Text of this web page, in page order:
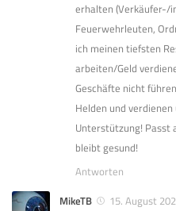
erhalten (Verkäufer-/
Feuerwehrleuten,
ich meinen tiefsten
arbeiten/Geld
Geschäfte nicht
Helden und
Unterstützung! Passt
bleibt gesund!
Antworten
MikeTB
15. August